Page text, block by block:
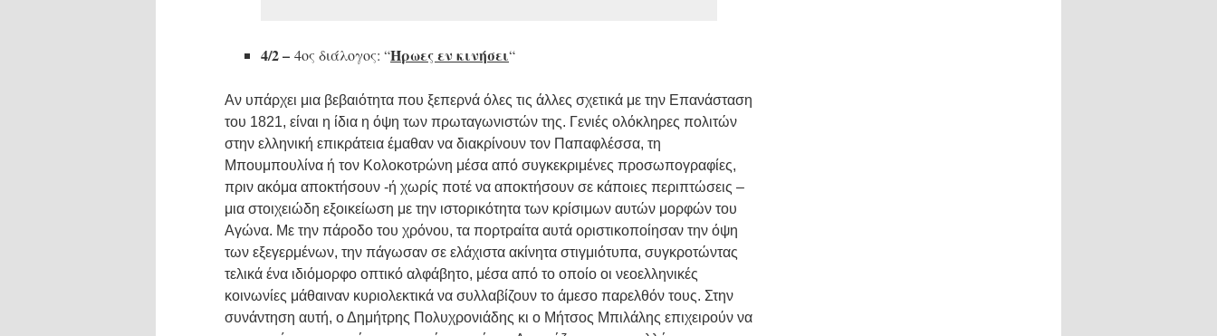
4/2 – 4oς διάλογος: “Ήρωες εν κινήσει“
Αν υπάρχει μια βεβαιότητα που ξεπερνά όλες τις άλλες σχετικά με την Επανάσταση
του 1821, είναι η ίδια η όψη των πρωταγωνιστών της. Γενιές ολόκληρες πολιτών
στην ελληνική επικράτεια έμαθαν να διακρίνουν τον Παπαφλέσσα, τη
Μπουμπουλίνα ή τον Κολοκοτρώνη μέσα από συγκεκριμένες προσωπογραφίες,
πριν ακόμα αποκτήσουν -ή χωρίς ποτέ να αποκτήσουν σε κάποιες περιπτώσεις –
μια στοιχειώδη εξοικείωση με την ιστορικότητα των κρίσιμων αυτών μορφών του
Αγώνα. Με την πάροδο του χρόνου, τα πορτραίτα αυτά οριστικοποίησαν την όψη
των εξεγερμένων, την πάγωσαν σε ελάχιστα ακίνητα στιγμιότυπα, συγκροτώντας
τελικά ένα ιδιόμορφο οπτικό αλφάβητο, μέσα από το οποίο οι νεοελληνικές
κοινωνίες μάθαιναν κυριολεκτικά να συλλαβίζουν το άμεσο παρελθόν τους. Στην
συνάντηση αυτή, ο Δημήτρης Πολυχρονιάδης κι ο Μήτσος Μπιλάλης επιχειρούν να